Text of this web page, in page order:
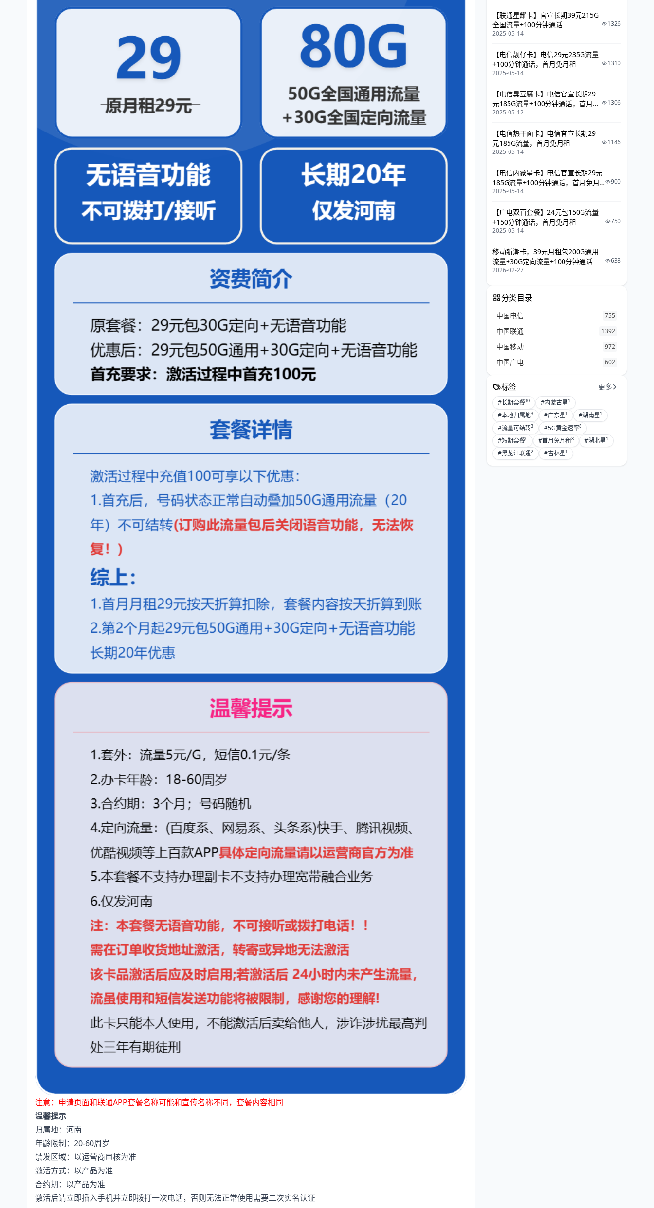
注意：申请页面和联通APP套餐名称可能和宣传名称不同，套餐内容相同
温馨提示
归属地：河南
年龄限制：20-60周岁
禁发区域：以运营商审核为准
激活方式：以产品为准
合约期：以产品为准
激活后请立即插入手机并立即拨打一次电话，否则无法正常使用需要二次实名认证
【联通星耀卡】官宣长期39元215G
全国流量+100分钟通话
2025-05-14
1326
【电信靓仔卡】电信29元235G流量
+100分钟通话，首月免月租
2025-05-14
1310
【电信臭豆腐卡】电信官宣长期29
元185G流量+100分钟通话，首月免
月租
2025-05-12
1306
【电信热干面卡】电信官宣长期29
元185G流量，首月免月租
2025-05-14
1146
【电信内蒙星卡】电信官宣长期29元
185G流量+100分钟通话，首月免月
租
2025-05-14
900
【广电双百套餐】24元包150G流量
+150分钟通话，首月免月租
2025-05-14
750
移动新潮卡，39元月租包200G通用
流量+30G定向流量+100分钟通话
2026-02-27
638
分类目录
中国电信 755
中国联通 1392
中国移动 972
中国广电 602
标签 更多
#长期套餐10 #内蒙古星1
#本地归属地3 #广东星1 #湖南星1
#流量可结转3 #5G黄金速率8
#短期套餐0 #首月免月租8 #湖北星1
#黑龙江联通2 #吉林星1